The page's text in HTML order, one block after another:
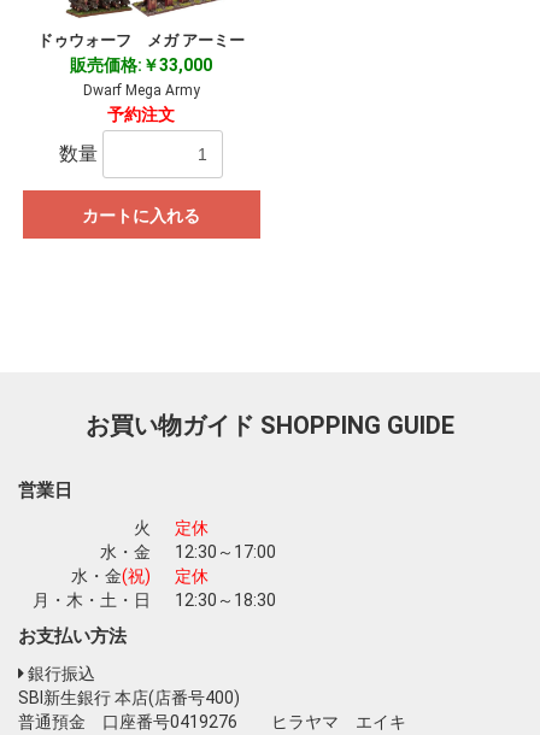
ドゥウォーフ メガ アーミー
販売価格:￥33,000
Dwarf Mega Army
予約注文
数量
カートに入れる
お買い物ガイド SHOPPING GUIDE
営業日
火
定休
水・金
12:30～17:00
水・金(祝)
定休
月・木・土・日
12:30～18:30
お支払い方法
銀行振込
SBI新生銀行 本店(店番号400)
普通預金 口座番号0419276 ヒラヤマ エイキ